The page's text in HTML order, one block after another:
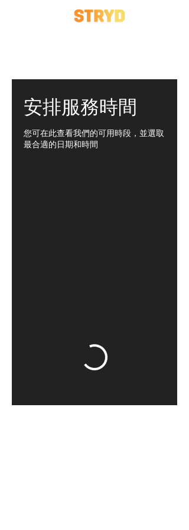
安排服務時間
您可在此查看我們的可用時段，並選取
最合適的日期和時間